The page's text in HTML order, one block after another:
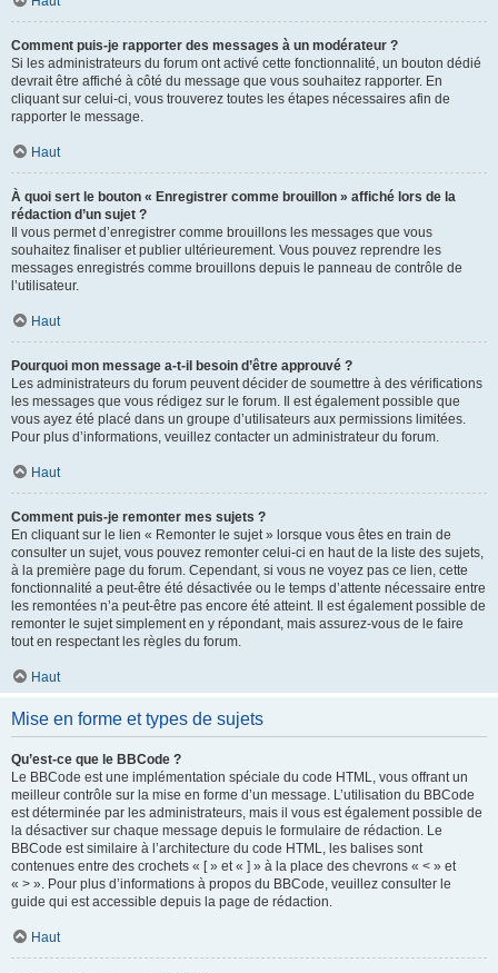
Comment puis-je rapporter des messages à un modérateur ?
Si les administrateurs du forum ont activé cette fonctionnalité, un bouton dédié
devrait être affiché à côté du message que vous souhaitez rapporter. En
cliquant sur celui-ci, vous trouverez toutes les étapes nécessaires afin de
rapporter le message.
Haut
À quoi sert le bouton « Enregistrer comme brouillon » affiché lors de la
rédaction d’un sujet ?
Il vous permet d’enregistrer comme brouillons les messages que vous
souhaitez finaliser et publier ultérieurement. Vous pouvez reprendre les
messages enregistrés comme brouillons depuis le panneau de contrôle de
l’utilisateur.
Haut
Pourquoi mon message a-t-il besoin d’être approuvé ?
Les administrateurs du forum peuvent décider de soumettre à des vérifications
les messages que vous rédigez sur le forum. Il est également possible que
vous ayez été placé dans un groupe d’utilisateurs aux permissions limitées.
Pour plus d’informations, veuillez contacter un administrateur du forum.
Haut
Comment puis-je remonter mes sujets ?
En cliquant sur le lien « Remonter le sujet » lorsque vous êtes en train de
consulter un sujet, vous pouvez remonter celui-ci en haut de la liste des sujets,
à la première page du forum. Cependant, si vous ne voyez pas ce lien, cette
fonctionnalité a peut-être été désactivée ou le temps d’attente nécessaire entre
les remontées n’a peut-être pas encore été atteint. Il est également possible de
remonter le sujet simplement en y répondant, mais assurez-vous de le faire
tout en respectant les règles du forum.
Haut
Mise en forme et types de sujets
Qu’est-ce que le BBCode ?
Le BBCode est une implémentation spéciale du code HTML, vous offrant un
meilleur contrôle sur la mise en forme d’un message. L’utilisation du BBCode
est déterminée par les administrateurs, mais il vous est également possible de
la désactiver sur chaque message depuis le formulaire de rédaction. Le
BBCode est similaire à l’architecture du code HTML, les balises sont
contenues entre des crochets « [ » et « ] » à la place des chevrons « < » et
« > ». Pour plus d’informations à propos du BBCode, veuillez consulter le
guide qui est accessible depuis la page de rédaction.
Haut